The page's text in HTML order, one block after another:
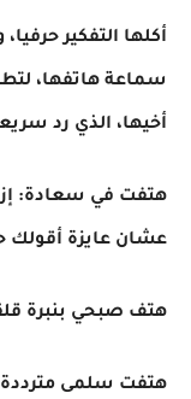
أكلها التفكير
سماعة هاتفها،
أخيها، الذي رد
هتفت في سعادة:
عشان عايزة أقولك
هتف صبحي بنبرة
هتفت سلمى